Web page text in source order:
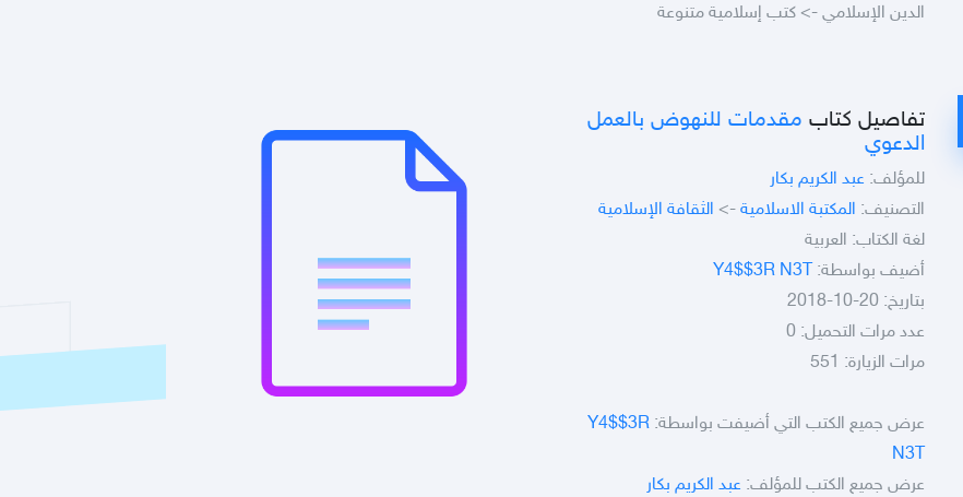
الدين الإسلامي -> كتب إسلامية متنوعة
تفاصيل كتاب مقدمات للنهوض بالعمل
الدعوي
للمؤلف: عبد الكريم بكار
التصنيف: المكتبة الاسلامية -> الثقافة الإسلامية
لغة الكتاب: العربية
أضيف بواسطة: Y4$$3R N3T
بتاريخ: 20-10-2018
عدد مرات التحميل: 0
مرات الزيارة: 551
عرض جميع الكتب التي أضيفت بواسطة: Y4$$3R
N3T
عرض جميع الكتب للمؤلف: عبد الكريم بكار